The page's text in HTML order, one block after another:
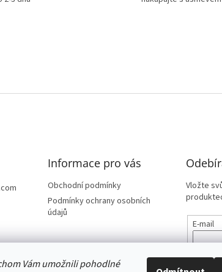
Vám umožnili pohodlné
Informace pro vás
Obchodní podmínky
Podmínky ochrany osobních
údajů
Vložte
E-mail